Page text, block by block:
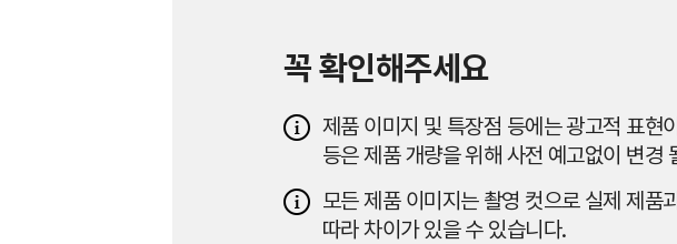
꼭 확인해주세요
제품 이미지 및 특장점 등에는 광고적 표현
등은 제품 개량을 위해 사전 예고없이 변경
모든 제품 이미지는 촬영 컷으로 실제 제품
따라 차이가 있을 수 있습니다.